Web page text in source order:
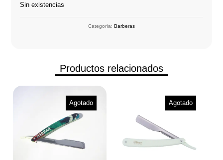
Sin existencias
Categoría: Barberas
Productos relacionados
Agotado Agotado